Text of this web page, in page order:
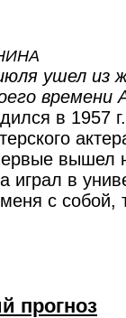
ушел из
времени
в 1957
вышел
играл в
с собой,
прогноз